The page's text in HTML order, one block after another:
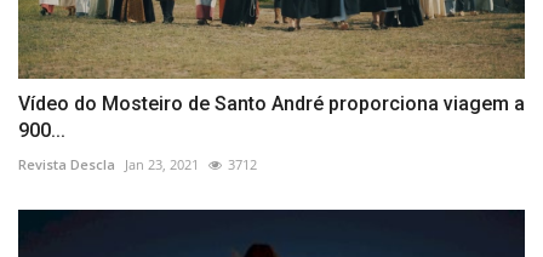
Vídeo do Mosteiro de Santo André proporciona viagem a
900...
Revista Descla Jan 23, 2021 3712